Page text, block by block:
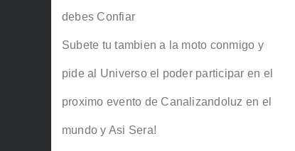
debes Confiar
Subete tu tambien a la moto conmigo y
pide al Universo el poder participar en el
proximo evento de Canalizandoluz en el
mundo y Asi Sera!